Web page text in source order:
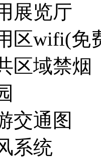
展览厅
区wifi(免
区域禁烟
交通图
系统